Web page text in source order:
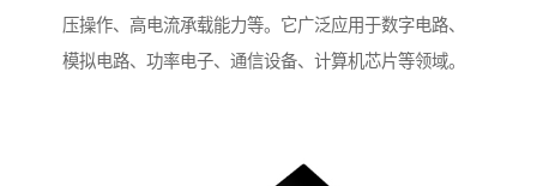
压操作、高电流承载能力等。它广泛应用于数字电路、
模拟电路、功率电子、通信设备、计算机芯片等领域。